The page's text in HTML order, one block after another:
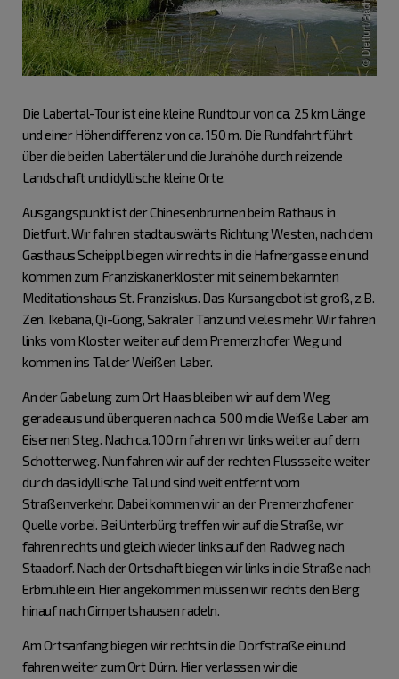
Die Labertal-Tour ist eine kleine Rundtour von ca. 25 km Länge
und einer Höhendifferenz von ca. 150 m. Die Rundfahrt führt
über die beiden Labertäler und die Jurahöhe durch reizende
Landschaft und idyllische kleine Orte.
Ausgangspunkt ist der Chinesenbrunnen beim Rathaus in
Dietfurt. Wir fahren stadtauswärts Richtung Westen, nach dem
Gasthaus Scheippl biegen wir rechts in die Hafnergasse ein und
kommen zum Franziskanerkloster mit seinem bekannten
Meditationshaus St. Franziskus. Das Kursangebot ist groß, z.B.
Zen, Ikebana, Qi-Gong, Sakraler Tanz und vieles mehr. Wir fahren
links vom Kloster weiter auf dem Premerzhofer Weg und
kommen ins Tal der Weißen Laber.
An der Gabelung zum Ort Haas bleiben wir auf dem Weg
geradeaus und überqueren nach ca. 500 m die Weiße Laber am
Eisernen Steg. Nach ca. 100 m fahren wir links weiter auf dem
Schotterweg. Nun fahren wir auf der rechten Flussseite weiter
durch das idyllische Tal und sind weit entfernt vom
Straßenverkehr. Dabei kommen wir an der Premerzhofener
Quelle vorbei. Bei Unterbürg treffen wir auf die Straße, wir
fahren rechts und gleich wieder links auf den Radweg nach
Staadorf. Nach der Ortschaft biegen wir links in die Straße nach
Erbmühle ein. Hier angekommen müssen wir rechts den Berg
hinauf nach Gimpertshausen radeln.
Am Ortsanfang biegen wir rechts in die Dorfstraße ein und
fahren weiter zum Ort Dürn. Hier verlassen wir die